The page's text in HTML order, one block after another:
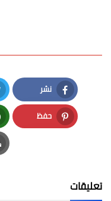
نشر
Facebook
حفظ
Pinterest
تعليقات